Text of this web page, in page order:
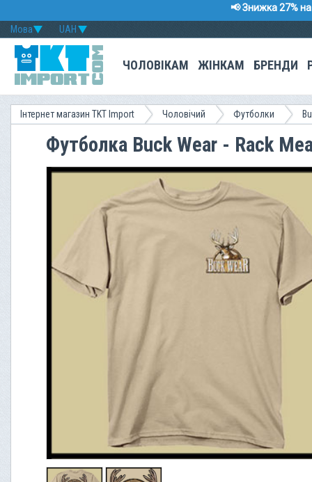
📢 Знижка 27%
UAH
Мова
ЧОЛОВІКАМ ЖІНКАМ БРЕНДИ
Інтернет магазин TKT Import Чоловічий Футболки
Футболка Buck Wear - Rack